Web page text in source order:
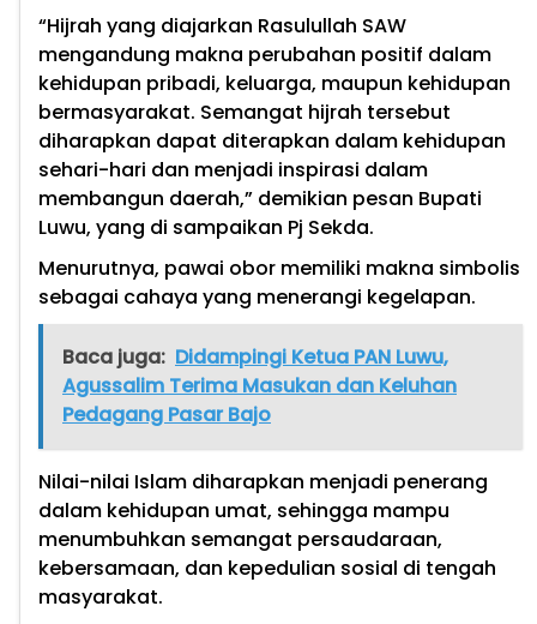
“Hijrah yang diajarkan Rasulullah SAW
mengandung makna perubahan positif dalam
kehidupan pribadi, keluarga, maupun kehidupan
bermasyarakat. Semangat hijrah tersebut
diharapkan dapat diterapkan dalam kehidupan
sehari-hari dan menjadi inspirasi dalam
membangun daerah,” demikian pesan Bupati
Luwu, yang di sampaikan Pj Sekda.
Menurutnya, pawai obor memiliki makna simbolis
sebagai cahaya yang menerangi kegelapan.
Baca juga: Didampingi Ketua PAN Luwu,
Agussalim Terima Masukan dan Keluhan
Pedagang Pasar Bajo
Nilai-nilai Islam diharapkan menjadi penerang
dalam kehidupan umat, sehingga mampu
menumbuhkan semangat persaudaraan,
kebersamaan, dan kepedulian sosial di tengah
masyarakat.